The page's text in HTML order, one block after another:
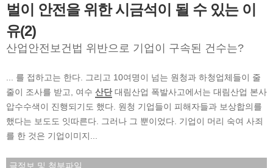
벌이 안전을 위한 시금석이 될 수 있는 이
유(2)
산업안전보건법 위반으로 기업이 구속된 건수는?
... 를 접하고는 한다. 그리고 10여명이 넘는 원청과 하청업체들이 줄
줄이 조사를 받고, 여수 산단대림산업 폭발사고에서는 대림산업 본사
압수수색이 진행되기도 했다. 원청 기업들이 피해자들과 보상합의를
했다는 보도도 잇따른다. 그러나 그 뿐이었다. 기업이 머리 숙여 사죄
를 한 것은 기업이미지...
글정보 및 첨부파일